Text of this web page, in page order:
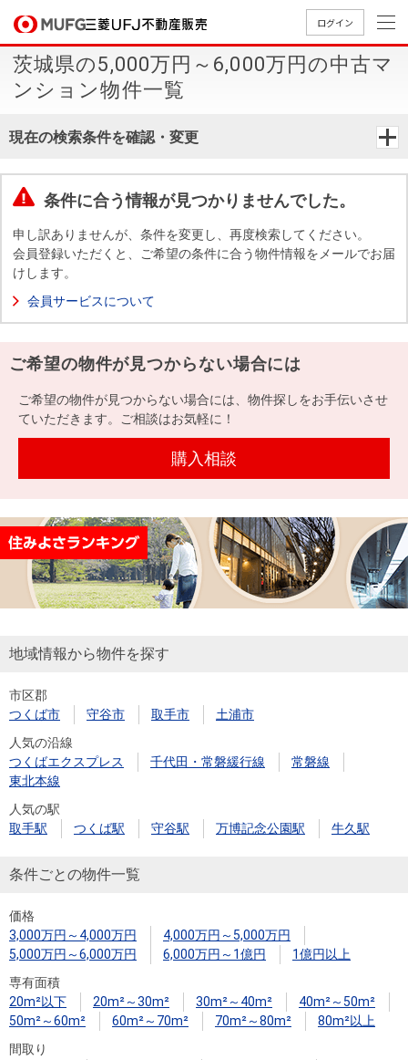
ログイン
買いたいTOP
中古
マン
ンを
探す
築・
一戸
建て
す
用
物
件
を
す
件を
探す
購入向け
サービス
住宅ロー
ンシミュ
レーショ
役立ちコ
住まいと
暮らしの
税金の本
購入ガイ
売りたいTOP
無
料
定
却
談
売却
金額
試算
売却向け
周辺相場
住まい1プ
住まいと
暮らしの
税金の本
ック）
売却ガイ
店舗案内TOP
店舗のご
案内（首
案内（名
案内（関
会社情報TOP
ごあいさ
つ
要
Way
経営ビジ
ョン
組織図
役員一
沿革
本社地
図
（電子ブ
ック版）
採用情報TOP
新卒採用
情報
採用情報
買いたい
売りたい
店舗案内
会社情報
採用情報
提携企業にお勤めの方
閉じる
茨城県の5,000万円～6,000万円の中古マ
ンション物件一覧
現在の検索条件を確認・変更
条件に合う情報が見つかりませんでした。
申し訳ありませんが、条件を変更し、再度検索してください。
会員登録いただくと、ご希望の条件に合う物件情報をメールでお届
けします。
会員サービスについて
ご希望の物件が見つからない場合には
ご希望の物件が見つからない場合には、物件探しをお手伝いさせ
ていただきます。ご相談はお気軽に！
購入相談
地域情報から物件を探す
市区郡
つくば市
守谷市 取手市
土浦市
人気の沿線
つくばエクスプレス
千代田・常磐緩行線
常磐線
東北本線
人気の駅
取手駅
つくば駅 守谷駅 万博記念公園駅 牛久駅
条件ごとの物件一覧
価格
3,000万円～4,000万円
4,000万円～5,000万円
5,000万円～6,000万円
6,000万円～1億円
1億円以上
専有面積
20m²以下
20m²～30m² 30m²～40m²
40m²～50m²
50m²～60m²
60m²～70m² 70m²～80m²
80m²以上
間取り